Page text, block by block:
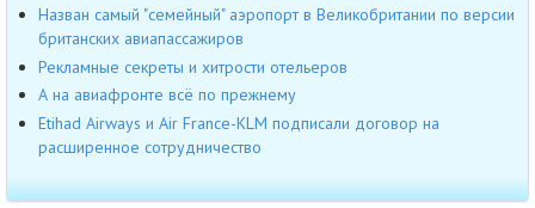
Назван самый "семейный" аэропорт в Великобритании по версии
британских авиапассажиров
Рекламные секреты и хитрости отельеров
А на авиафронте всё по прежнему
Etihad Airways и Air France-KLM подписали договор на
расширенное сотрудничество